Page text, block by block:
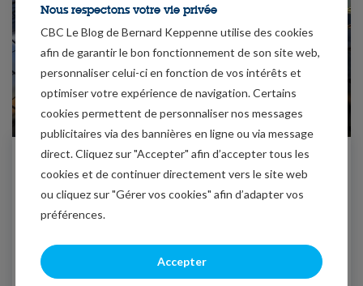
Mode Expresso
Des fragilités à Pékin, des
bénéfices à New York
15/07/2026
la force de son économie, mais surtout les
faiblesses structurelles de cette dernière, dont les
Nous respectons votre vie privée
CBC Le Blog de Bernard Keppenne utilise des cookies
afin de garantir le bon fonctionnement de son site web,
personnaliser celui-ci en fonction de vos intérêts et
optimiser votre expérience de navigation. Certains
cookies permettent de personnaliser nos messages
publicitaires via des bannières en ligne ou via message
direct. Cliquez sur "Accepter" afin d’accepter tous les
cookies et de continuer directement vers le site web
ou cliquez sur "Gérer vos cookies" afin d’adapter vos
préférences.
Accepter